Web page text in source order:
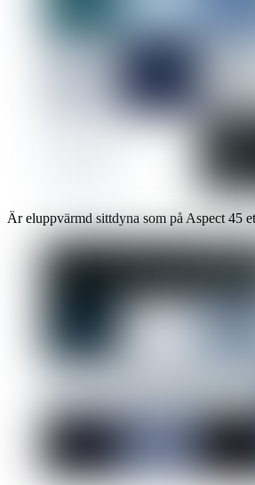
Är eluppvärmd sittdyna som på Aspect 45